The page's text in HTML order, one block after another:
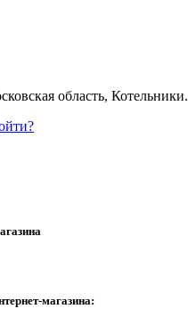
область, Котельники.
магазина: